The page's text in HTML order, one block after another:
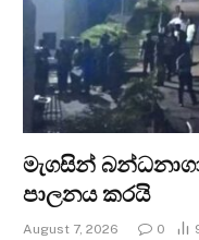
මැගසින්
පාලනය කරයි
August 7, 2026 0